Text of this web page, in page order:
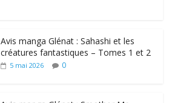
Avis manga Glénat : Sahashi et les
créatures fantastiques – Tomes 1 et 2
5 mai 2026 0